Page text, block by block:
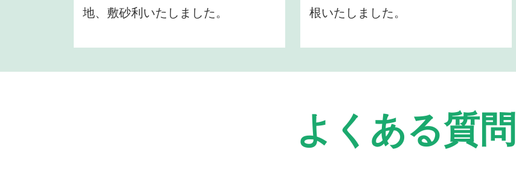
地、敷砂利いたしました。
根いたしました。
よくある質問